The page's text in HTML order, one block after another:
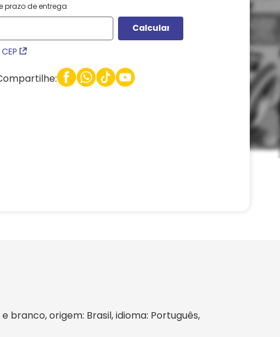
prazo de entrega
branco, origem: Brasil, idioma: Português,